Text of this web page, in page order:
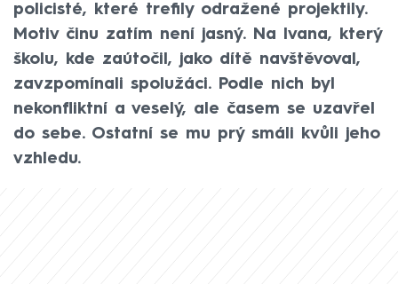
policisté, které trefily odražené projektily.
Motiv činu zatím není jasný. Na Ivana, který
školu, kde zaútočil, jako dítě navštěvoval,
zavzpomínali spolužáci. Podle nich byl
nekonfliktní a veselý, ale časem se uzavřel
do sebe. Ostatní se mu prý smáli kvůli jeho
vzhledu.